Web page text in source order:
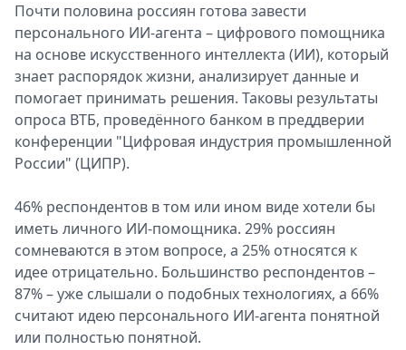
Выборы
2026
Скачай
Metro
Почти половина россиян готова завести
персонального ИИ-агента – цифрового помощника
на основе искусственного интеллекта (ИИ), который
знает распорядок жизни, анализирует данные и
помогает принимать решения. Таковы результаты
опроса ВТБ, проведённого банком в преддверии
конференции "Цифровая индустрия промышленной
России" (ЦИПР).
46% респондентов в том или ином виде хотели бы
иметь личного ИИ-помощника. 29% россиян
сомневаются в этом вопросе, а 25% относятся к
идее отрицательно. Большинство респондентов –
87% – уже слышали о подобных технологиях, а 66%
считают идею персонального ИИ-агента понятной
или полностью понятной.